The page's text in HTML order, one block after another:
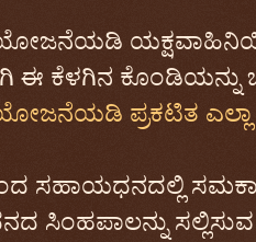
ಈ ಕೆಳಗಿನ ಕೊಂಡಿಯನ್ನು
ಪ್ರಕಟಿತ ಎಲ್ಲಾ
ಸಹಾಯಧನದಲ್ಲಿ
ಸಿಂಹಪಾಲನ್ನು